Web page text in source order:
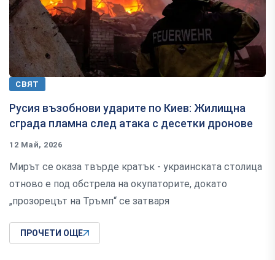
СВЯТ
Русия възобнови ударите по Киев: Жилищна
сграда пламна след атака с десетки дронове
12 Май, 2026
Мирът се оказа твърде кратък - украинската столица
отново e под обстрела на окупаторите, докато
„прозорецът на Тръмп“ се затваря
ПРОЧЕТИ ОЩЕ